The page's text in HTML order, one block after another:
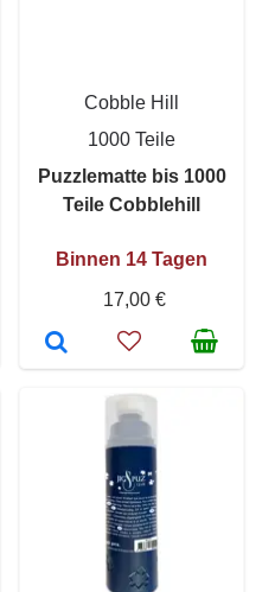
Cobble Hill
1000 Teile
Puzzlematte bis 1000
Teile Cobblehill
Binnen 14 Tagen
17,00 €